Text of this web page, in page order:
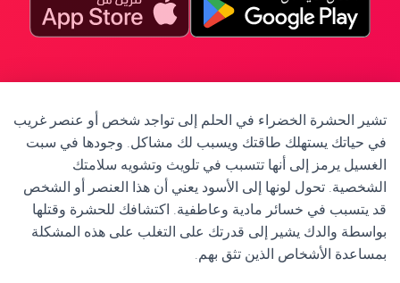
تشير الحشرة الخضراء في الحلم إلى تواجد شخص أو عنصر غريب
في حياتك يستهلك طاقتك ويسبب لك مشاكل. وجودها في سبت
الغسيل يرمز إلى أنها تتسبب في تلويث وتشويه سلامتك
الشخصية. تحول لونها إلى الأسود يعني أن هذا العنصر أو الشخص
قد يتسبب في خسائر مادية وعاطفية. اكتشافك للحشرة وقتلها
بواسطة والدك يشير إلى قدرتك على التغلب على هذه المشكلة
بمساعدة الأشخاص الذين تثق بهم.